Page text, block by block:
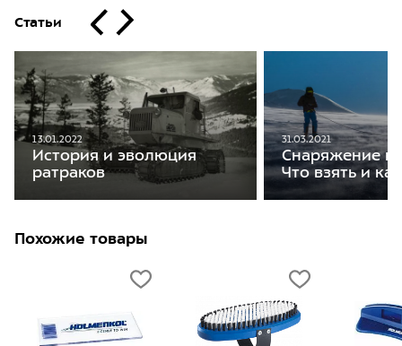
Статьи
13.01.2022
История и эволюция
ратраков
31.03.2021
Снаряжение
Что взять и
Похожие товары